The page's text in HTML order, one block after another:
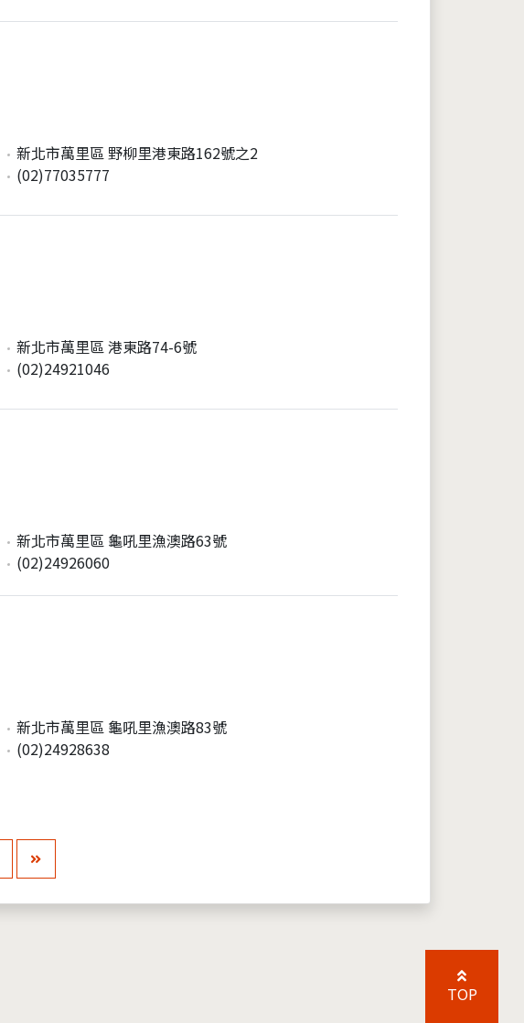
新北市萬里區 野柳里港東路162號之2
(02)77035777
新北市萬里區 港東路74-6號
(02)24921046
新北市萬里區 龜吼里漁澳路63號
(02)24926060
新北市萬里區 龜吼里漁澳路83號
(02)24928638
TOP